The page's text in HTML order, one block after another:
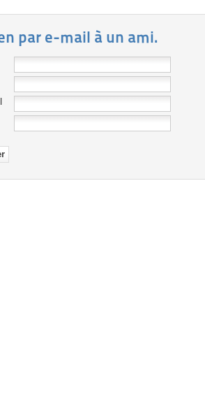
par e-mail à un ami.